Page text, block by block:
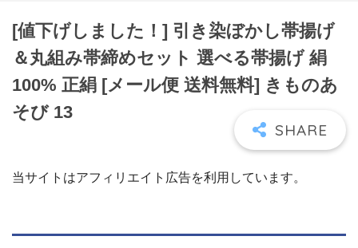
[値下げしました！] 引き染ぼかし帯揚げ
＆丸組み帯締めセット 選べる帯揚げ 絹
100% 正絹 [メール便 送料無料] きものあ
そび 13
当サイトはアフィリエイト広告を利用しています。